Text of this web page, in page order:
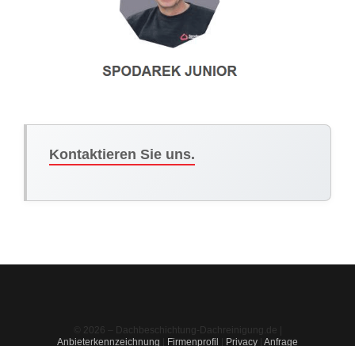
Kontaktieren Sie uns.
© 2026 – Dachbeschichtung-Dachreinigung.de |
Anbieterkennzeichnung | Firmenprofil | Privacy | Anfrage